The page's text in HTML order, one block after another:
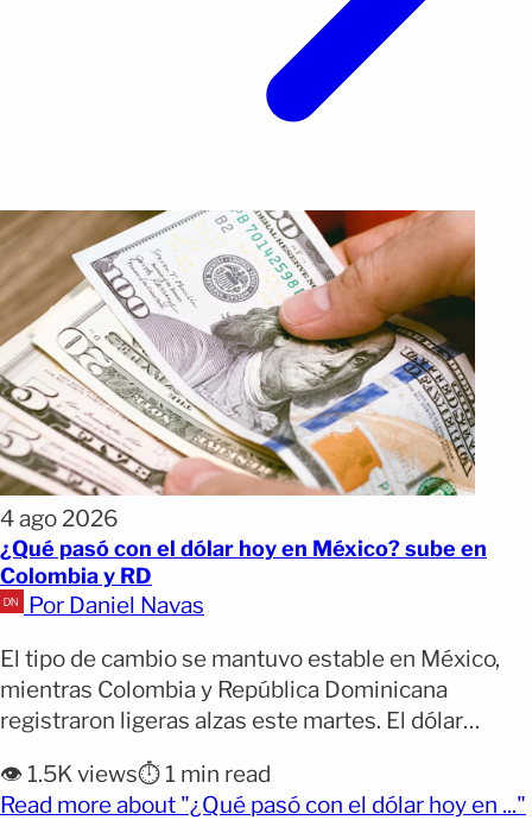
4 ago 2026
¿Qué pasó con el dólar hoy en México? sube en
Colombia y RD
Por Daniel Navas
El tipo de cambio se mantuvo estable en México,
mientras Colombia y República Dominicana
registraron ligeras alzas este martes. El dólar
América Latina. Mientras México prácticamente se
mantuvo estable, Colombia registró un aumento
👁️ 1.5K views⏱️ 1 min read
Read more about "¿Qué pasó con el dólar hoy en ..."